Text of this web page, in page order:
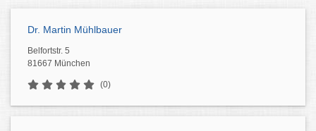
Dr. Martin Mühlbauer
Belfortstr. 5
81667 München
(0)